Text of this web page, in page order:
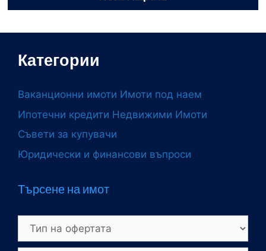
Категории
Ваканционни имоти Имоти под наем
Ипотечни кредити Недвижими Имоти
Съвети за купувачи
Юридически и финансови въпроси
Търсене на имот